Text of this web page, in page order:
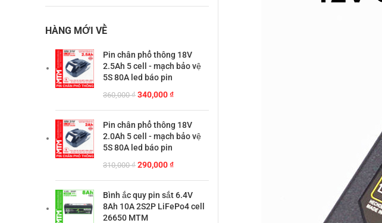
HÀNG MỚI VỀ
Pin chân phổ thông 18V
2.5Ah 5 cell - mạch bảo vệ
5S 80A led báo pin
360,000₫ Giá
là:
360,000 ₫.
340,000₫Giá
tại
là:
Pin chân phổ thông 18V
2.0Ah 5 cell - mạch bảo vệ
5S 80A led báo pin
310,000₫ Giá
310,000 ₫.
290,000₫Giá
tại
là:
Bình ắc quy pin sắt 6.4V
8Ah 10A 2S2P LiFePo4 cell
26650 MTM